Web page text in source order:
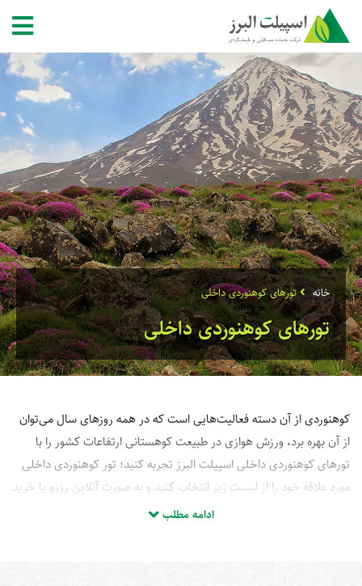
خانه تورهای کوهنوردی داخلی
تورهای کوهنوردی داخلی
کوهنوردی از آن دسته فعالیت‌هایی است که در همه روزهای سال می‌توان
از آن بهره برد، ورزش هوازی در طبیعت کوهستانی ارتفاعات کشور را با
تورهای کوهنوردی داخلی اسپیلت البرز تجربه کنید؛ تور کوهنوردی داخلی
مورد علاقه خود را از لیست زیر انتخاب کنید و به صورت آنلاین رزرو یا خرید
ادامه مطلب